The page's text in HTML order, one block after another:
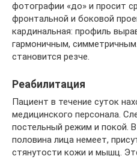
фотографии «до» и просит
фронтальной и боковой
кардинальная: профиль
гармоничным,
становится резче.
Реабилитация
Пациент в течение суток
медицинского персонала.
постельный режим и покой.
половина лица немеет,
стянутости кожи и мышц.